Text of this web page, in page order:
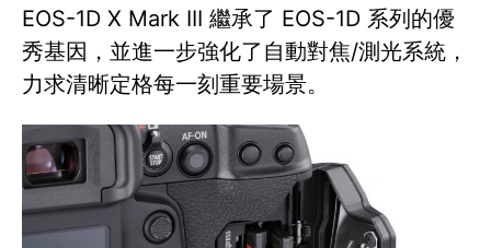
EOS-1D X Mark III 繼承了 EOS-1D 系列的優
秀基因，並進一步強化了自動對焦/測光系統，
力求清晰定格每一刻重要場景。